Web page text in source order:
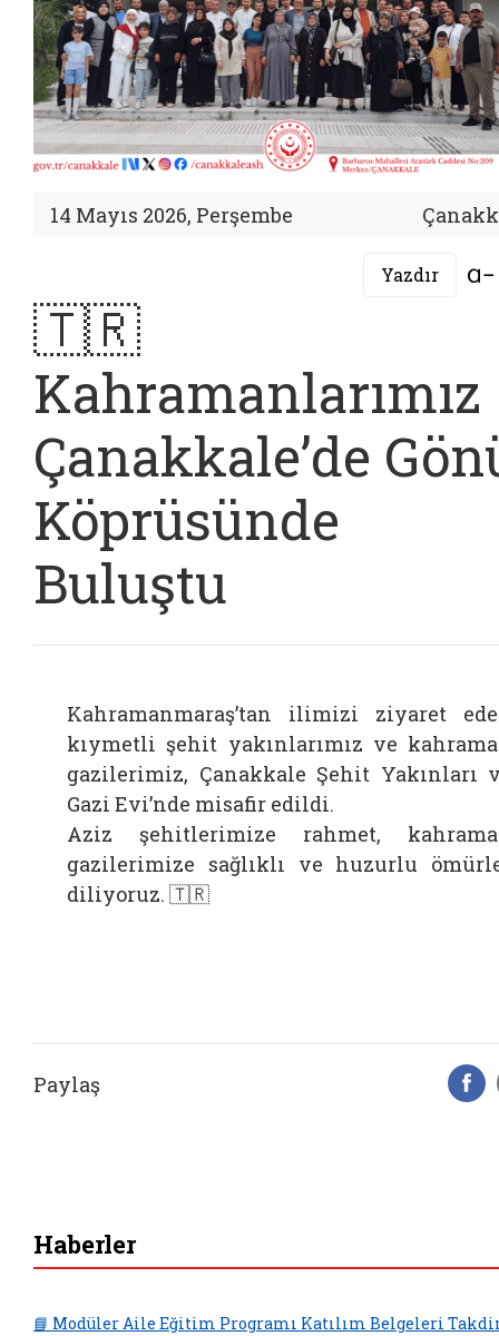
14 Mayıs 2026, Perşembe
Yazdır
🇹🇷
Kahramanlarımız
Çanakkale’de
Köprüsünde
Buluştu
Kahramanmaraş’tan ilimizi ziyaret
kıymetli şehit yakınlarımız ve
gazilerimiz, Çanakkale Şehit Yakınları
Gazi Evi’nde misafir edildi.
Aziz şehitlerimize rahmet,
gazilerimize sağlıklı ve huzurlu
diliyoruz. 🇹🇷
Paylaş
Haberler
📘 Modüler Aile Eğitim Programı Katılım Belgeleri